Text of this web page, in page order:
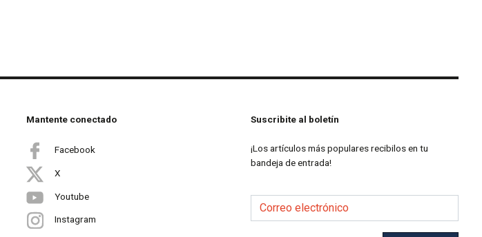
Mantente conectado
Facebook
X
Youtube
Instagram
Suscribite al boletín
¡Los artículos más populares recibilos en tu
bandeja de entrada!
Correo electrónico